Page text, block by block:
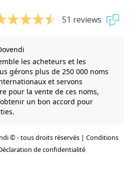
51 reviews
les acheteurs et les
gérons plus de 250 000 noms
et servons
pour la vente de ces noms,
un bon accord pour
© - tous droits réservés | Conditions
de confidentialité